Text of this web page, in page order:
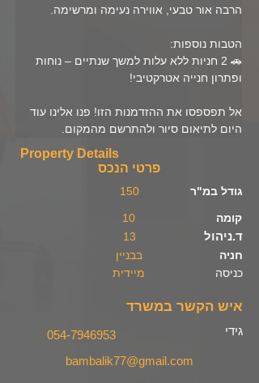
הרבה אור טבעי, אווירה נעימה ומרשימה.
הטבות נוספות:
🚗 2 חניות ללא עלות למשך שנתיים – נוחות
ופתרון חנייה אטרקטיבי!
אל תפספסו את ההזדמנות הזו! פנו אלינו עוד
היום לתיאום סיור ולהתרשם מהמקום.
Property Details
פרטי הנכס
גודל במ"ר 150
קומה 10
ד.ניהול
13
חניה
בבניין
כניסה
מיידית
איש הקשר במשרד
גידי
054-7946953
bambalik77@gmail.com